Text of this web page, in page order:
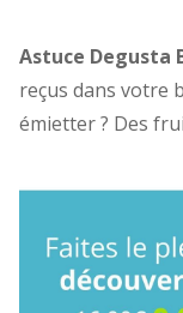
Astuce Degusta
reçus dans votre
émietter ? Des